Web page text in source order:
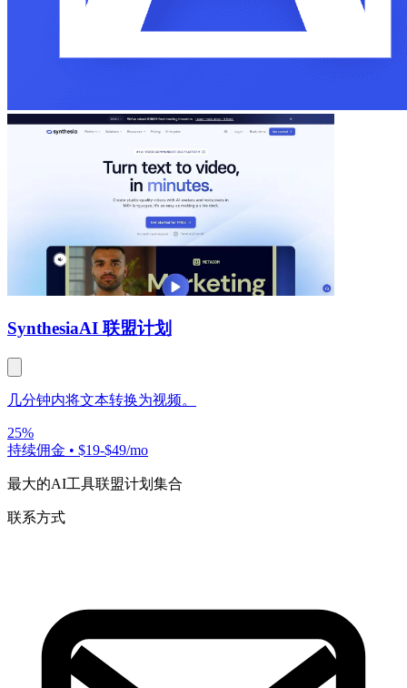
SynthesiaAI 联盟计划
几分钟内将文本转换为视频。
25%
持续佣金 • $19-$49/mo
最大的AI工具联盟计划集合
联系方式